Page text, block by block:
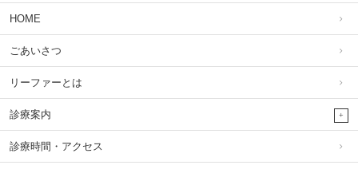
HOME
ごあいさつ
リーファーとは
診療案内
診療時間・アクセス